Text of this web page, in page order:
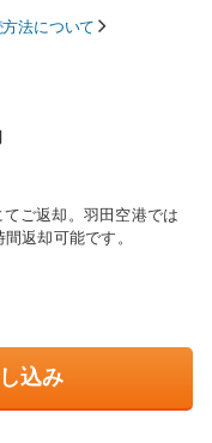
法について
ご返却。羽田空港では
返却可能です。
込み